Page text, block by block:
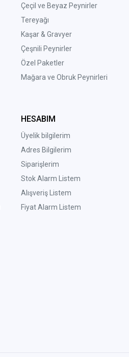
Çeçil ve Beyaz Peynirler
Tereyağı
Kaşar & Gravyer
Çeşnili Peynirler
Özel Paketler
Mağara ve Obruk Peynirleri
HESABIM
Üyelik bilgilerim
Adres Bilgilerim
Siparişlerim
Stok Alarm Listem
Alışveriş Listem
Fiyat Alarm Listem